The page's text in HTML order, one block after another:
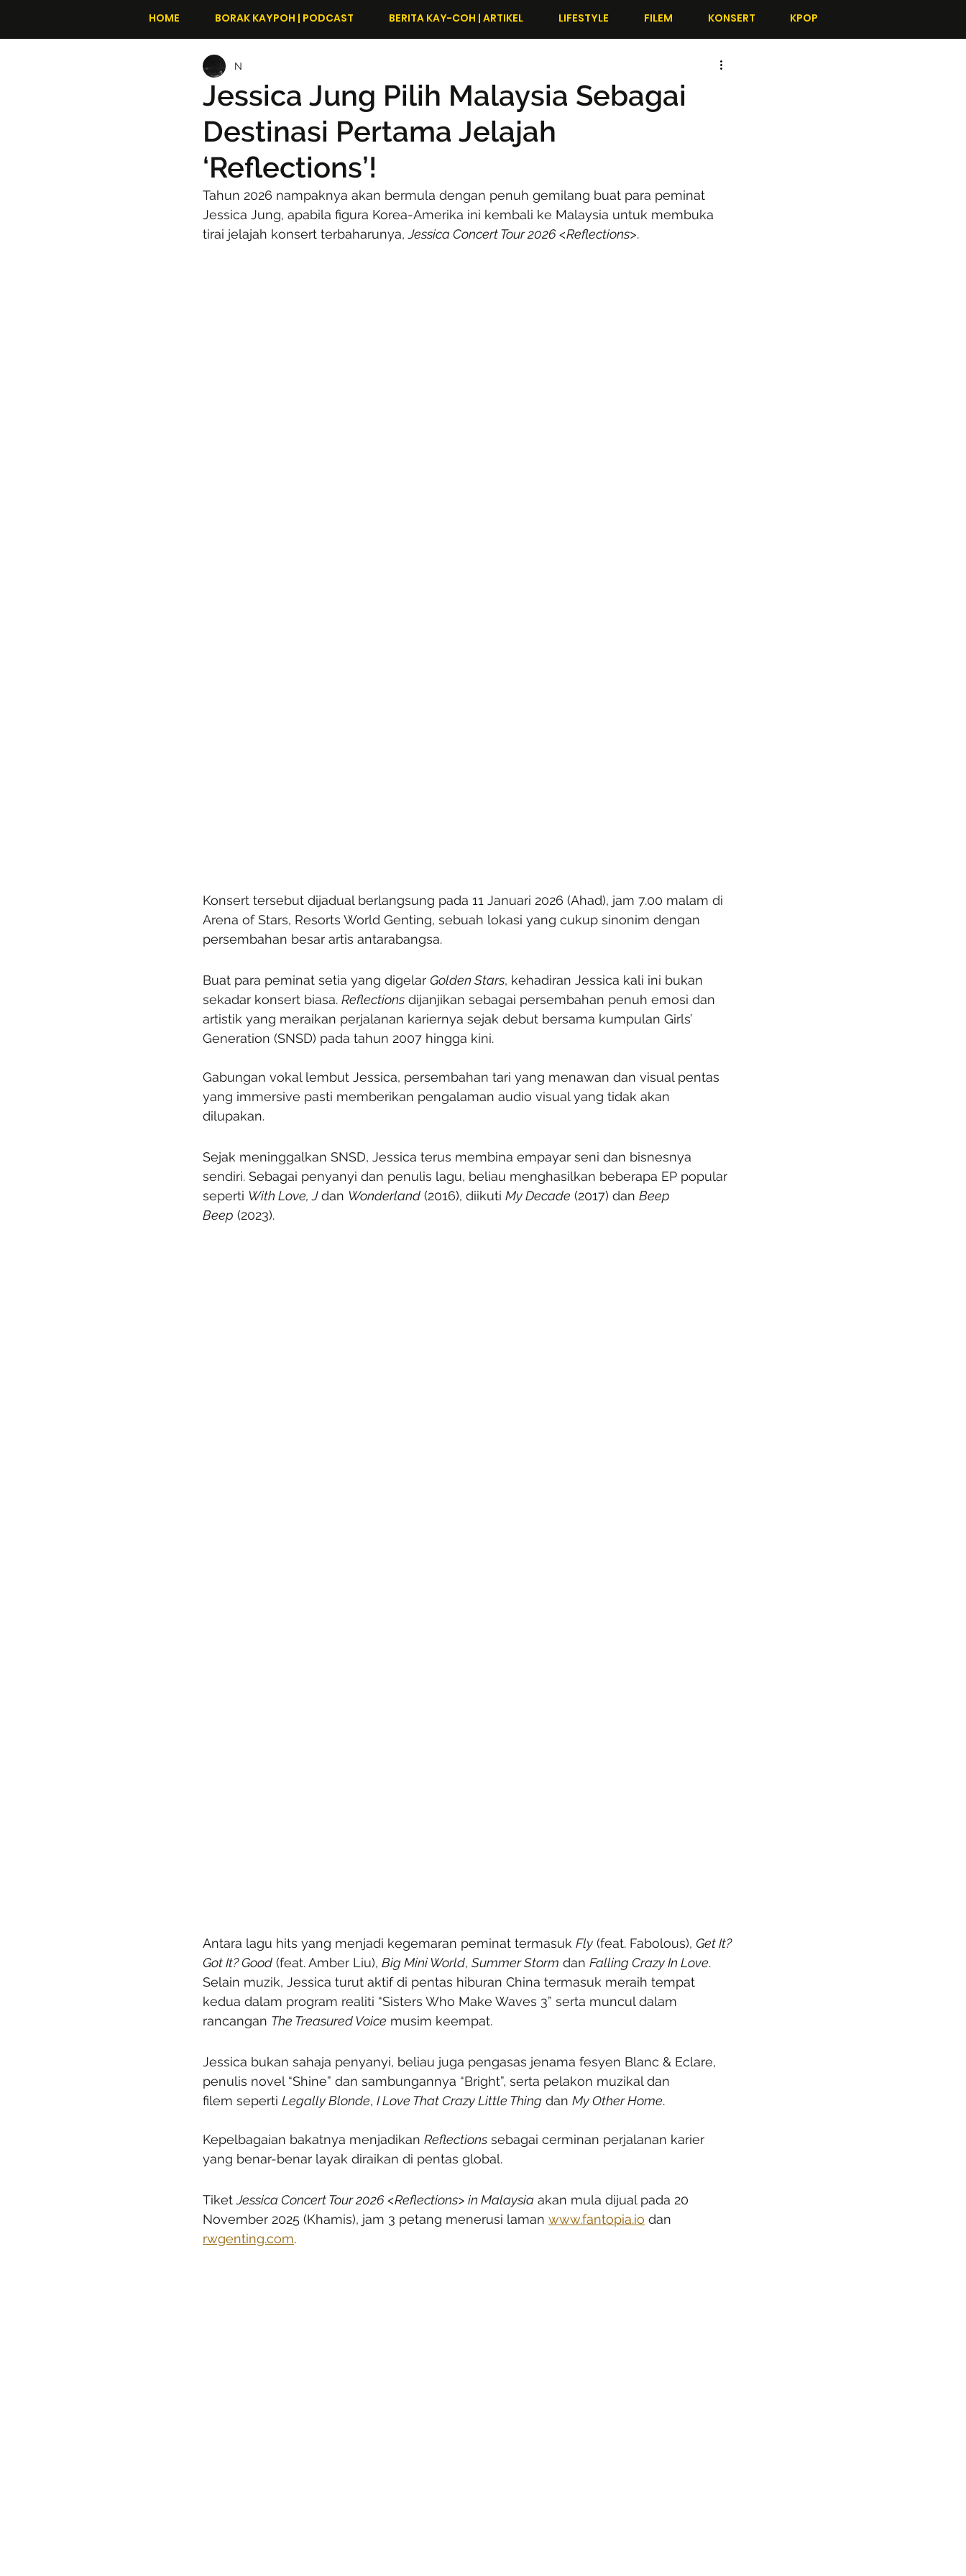
HOME BORAK KAYPOH | PODCAST BERITA KAY-COH | ARTIKEL LIFESTYLE FILEM KONSERT KPOP
Jessica Jung Pilih Malaysia Sebagai
Destinasi Pertama Jelajah
‘Reflections’!
N
Tahun 2026 nampaknya akan bermula dengan penuh gemilang buat para peminat
Jessica Jung, apabila figura Korea-Amerika ini kembali ke Malaysia untuk membuka
tirai jelajah konsert terbaharunya, Jessica Concert Tour 2026 <Reflections>.
Konsert tersebut dijadual berlangsung pada 11 Januari 2026 (Ahad), jam 7.00 malam di
Arena of Stars, Resorts World Genting, sebuah lokasi yang cukup sinonim dengan
persembahan besar artis antarabangsa.
Buat para peminat setia yang digelar Golden Stars, kehadiran Jessica kali ini bukan
sekadar konsert biasa. Reflections dijanjikan sebagai persembahan penuh emosi dan
artistik yang meraikan perjalanan kariernya sejak debut bersama kumpulan Girls’
Generation (SNSD) pada tahun 2007 hingga kini.
Gabungan vokal lembut Jessica, persembahan tari yang menawan dan visual pentas
yang immersive pasti memberikan pengalaman audio visual yang tidak akan
dilupakan.
Sejak meninggalkan SNSD, Jessica terus membina empayar seni dan bisnesnya
sendiri. Sebagai penyanyi dan penulis lagu, beliau menghasilkan beberapa EP popular
seperti With Love, J dan Wonderland (2016), diikuti My Decade (2017) dan Beep
Beep (2023).
Antara lagu hits yang menjadi kegemaran peminat termasuk Fly (feat. Fabolous), Get It?
Got It? Good (feat. Amber Liu), Big Mini World, Summer Storm dan Falling Crazy In Love.
Selain muzik, Jessica turut aktif di pentas hiburan China termasuk meraih tempat
kedua dalam program realiti “Sisters Who Make Waves 3” serta muncul dalam
rancangan The Treasured Voice musim keempat.
Jessica bukan sahaja penyanyi, beliau juga pengasas jenama fesyen Blanc & Eclare,
penulis novel “Shine” dan sambungannya “Bright”, serta pelakon muzikal dan
filem seperti Legally Blonde, I Love That Crazy Little Thing dan My Other Home.
Kepelbagaian bakatnya menjadikan Reflections sebagai cerminan perjalanan karier
yang benar-benar layak diraikan di pentas global.
Tiket Jessica Concert Tour 2026 <Reflections> in Malaysia akan mula dijual pada 20
November 2025 (Khamis), jam 3 petang menerusi laman www.fantopia.io dan
rwgenting.com.